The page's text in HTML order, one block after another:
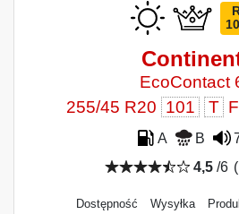
EcoContact
255/45 R20 101 T
A B
4,5/6 (
Dostępność Wysyłka